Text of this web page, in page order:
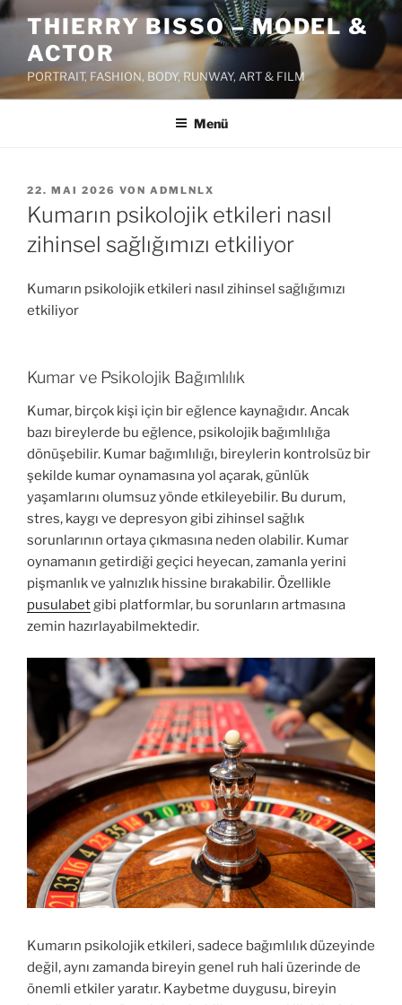
Zum
Inhalt
springen
THIERRY BISSO – MODEL &
ACTOR
PORTRAIT, FASHION, BODY, RUNWAY, ART & FILM
Menü
VERÖFFENTLICHT
AM
22. MAI 2026 VON ADMLNLX
Kumarın psikolojik etkileri nasıl
zihinsel sağlığımızı etkiliyor
Kumarın psikolojik etkileri nasıl zihinsel sağlığımızı
etkiliyor
Kumar ve Psikolojik Bağımlılık
Kumar, birçok kişi için bir eğlence kaynağıdır. Ancak
bazı bireylerde bu eğlence, psikolojik bağımlılığa
dönüşebilir. Kumar bağımlılığı, bireylerin kontrolsüz bir
şekilde kumar oynamasına yol açarak, günlük
yaşamlarını olumsuz yönde etkileyebilir. Bu durum,
stres, kaygı ve depresyon gibi zihinsel sağlık
sorunlarının ortaya çıkmasına neden olabilir. Kumar
oynamanın getirdiği geçici heyecan, zamanla yerini
pişmanlık ve yalnızlık hissine bırakabilir. Özellikle
pusulabetgibi platformlar, bu sorunların artmasına
zemin hazırlayabilmektedir.
Kumarın psikolojik etkileri, sadece bağımlılık düzeyinde
değil, aynı zamanda bireyin genel ruh hali üzerinde de
önemli etkiler yaratır. Kaybetme duygusu, bireyin